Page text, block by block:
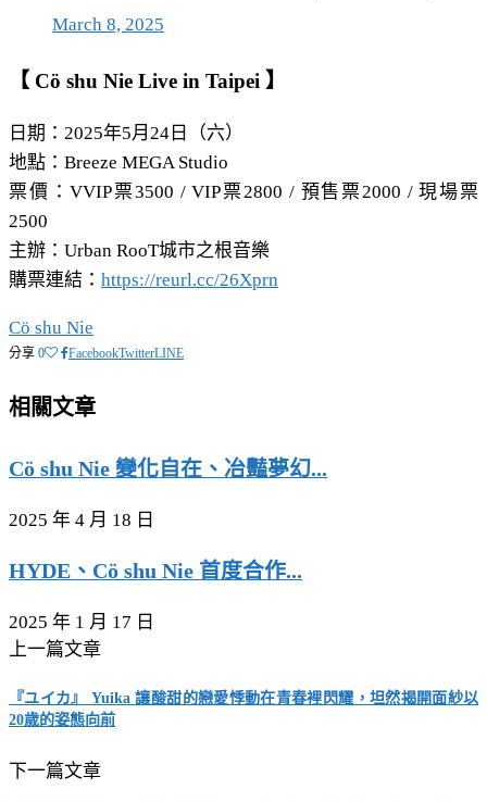
March 8, 2025
【 Cö shu Nie Live in Taipei 】
日期：2025年5月24日（六）
地點：Breeze MEGA Studio
票價：VVIP票3500 / VIP票2800 / 預售票2000 / 現場票
2500
主辦：Urban RooT城市之根音樂
購票連結： https://reurl.cc/26Xprn
Cö shu Nie
分享 0 FacebookTwitterLINE
相關文章
Cö shu Nie 變化自在、冶豔夢幻...
2025 年 4 月 18 日
HYDE、Cö shu Nie 首度合作...
2025 年 1 月 17 日
上一篇文章
『ユイカ』 Yuika 讓酸甜的戀愛悸動在青春裡閃耀，坦然揭開面紗以
20歲的姿態向前
下一篇文章